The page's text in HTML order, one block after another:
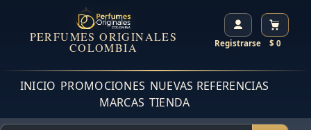
PERFUMES ORIGINALES
COLOMBIA Registrarse $ 0
INICIO PROMOCIONES NUEVAS REFERENCIAS
MARCAS TIENDA